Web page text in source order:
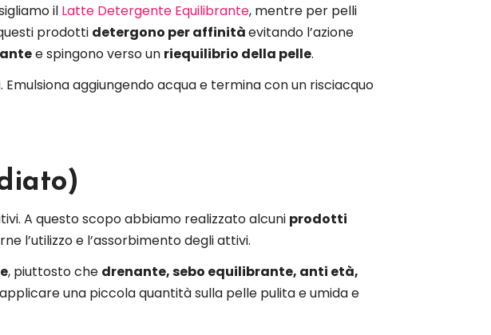
il Latte Detergente Equilibrante, mentre per pelli
prodotti detergono per affinitàevitando l’azione
e spingono verso un riequilibrio della pelle.
aggiungendo acqua e termina con un risciacquo
A questo scopo abbiamo realizzato alcuni prodotti
l’utilizzo e l’assorbimento degli attivi.
, piuttosto che drenante, sebo equilibrante, anti età,
una piccola quantità sulla pelle pulita e umida e